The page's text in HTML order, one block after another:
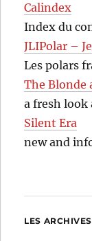
Calindex
Index du
JLIPolar –
Les polars
The Blonde
a fresh
Silent Era
new and
LES ARCHIVES